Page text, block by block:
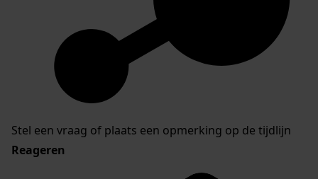
Stel een vraag of plaats een opmerking op de tijdlijn
Reageren